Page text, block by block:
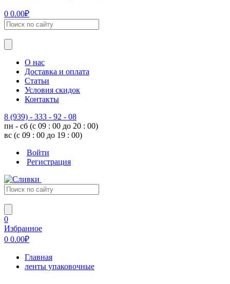
0 0.00₽
О нас
Доставка и оплата
Статьи
Условия скидок
Контакты
8 (939) - 333 - 92 - 08
пн - сб (с 09 : 00 до 20 : 00)
вс (с 09 : 00 до 19 : 00)
Войти
Регистрация
0
Избранное
0 0.00₽
Главная
ленты упаковочные